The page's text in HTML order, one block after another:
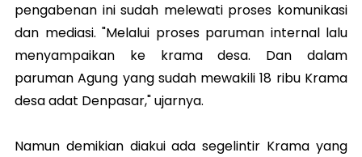
pengabenan ini sudah melewati proses komunikasi
dan mediasi. "Melalui proses paruman internal lalu
menyampaikan ke krama desa. Dan dalam
paruman Agung yang sudah mewakili 18 ribu Krama
desa adat Denpasar," ujarnya.
Namun demikian diakui ada segelintir Krama yang